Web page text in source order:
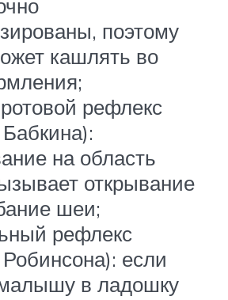
поэтому
кашлять во
рефлекс
на область
открывание
шеи;
рефлекс
если
в ладошку